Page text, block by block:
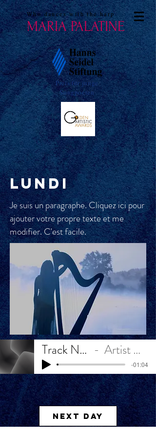
MARIA PALATINE
Who dances with the harp
Preis für junge
Songpoeten
LUNDI
Track Name Artist Name
-01:04
Je suis un paragraphe. Cliquez ici pour
ajouter votre propre texte et me
modifier. C'est facile.
Next Day